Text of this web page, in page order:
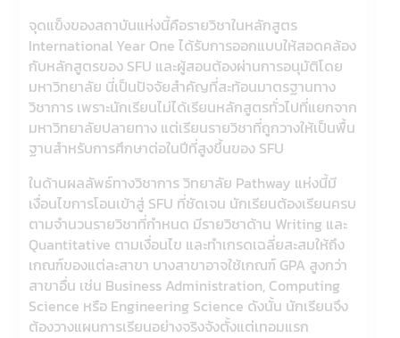
จุดแข็งของสถาบันแห่งนี้คือรายวิชาในหลักสูตร
International Year One ได้รับการออกแบบให้สอดคล้อง
กับหลักสูตรของ SFU และผู้สอนต้องผ่านการอนุมัติโดย
มหาวิทยาลัย นี่เป็นปัจจัยสำคัญที่สะท้อนมาตรฐานทาง
วิชาการ เพราะนักเรียนไม่ได้เรียนหลักสูตรทั่วไปที่แยกจาก
มหาวิทยาลัยปลายทาง แต่เรียนรายวิชาที่ถูกวางให้เป็นพื้น
ฐานสำหรับการศึกษาต่อในปีที่สูงขึ้นของ SFU
ในด้านผลลัพธ์ทางวิชาการ วิทยาลัย Pathway แห่งนี้มี
เงื่อนไขการโอนเข้าสู่ SFU ที่ชัดเจน นักเรียนต้องเรียนครบ
ตามจำนวนรายวิชาที่กำหนด มีรายวิชาด้าน Writing และ
Quantitative ตามเงื่อนไข และทำเกรดเฉลี่ยสะสมให้ถึง
เกณฑ์ของแต่ละสาขา บางสาขาอาจใช้เกณฑ์ GPA สูงกว่า
สาขาอื่น เช่น Business Administration, Computing
Science หรือ Engineering Science ดังนั้น นักเรียนจึง
ต้องวางแผนการเรียนอย่างจริงจังตั้งแต่เทอมแรก